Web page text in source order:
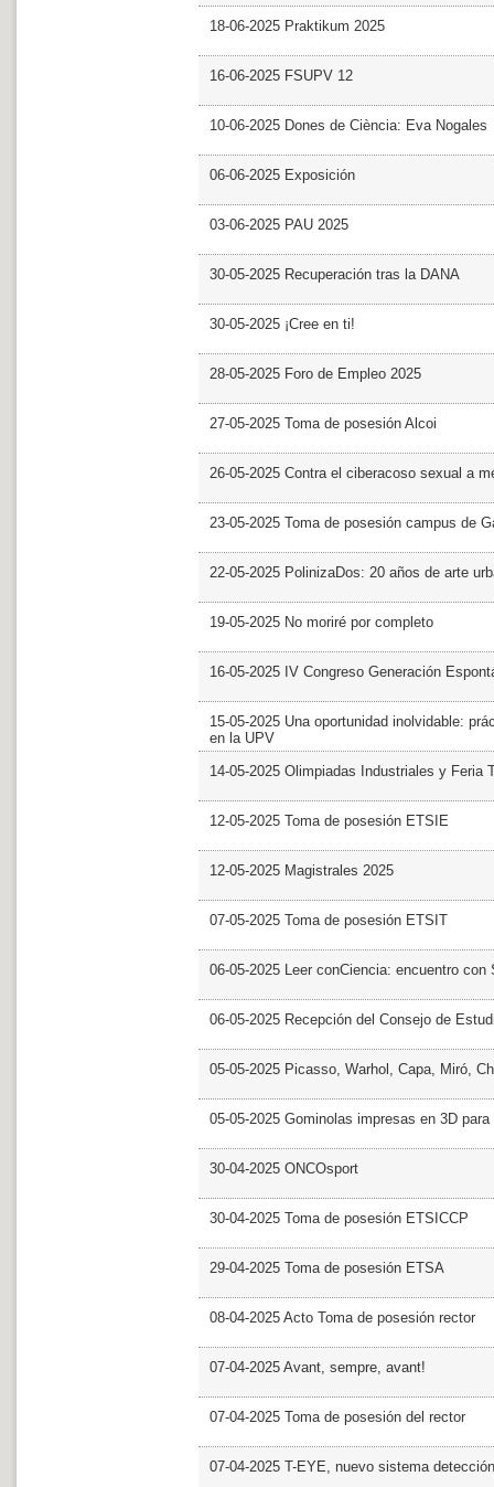
18-06-2025 Praktikum 2025
16-06-2025 FSUPV 12
10-06-2025 Dones de Ciència: Eva Nogales
06-06-2025 Exposición
03-06-2025 PAU 2025
30-05-2025 Recuperación tras la DANA
30-05-2025 ¡Cree en ti!
28-05-2025 Foro de Empleo 2025
27-05-2025 Toma de posesión Alcoi
26-05-2025 Contra el ciberacoso sexual a
23-05-2025 Toma de posesión campus de
22-05-2025 PolinizaDos: 20 años de arte
19-05-2025 No moriré por completo
16-05-2025 IV Congreso Generación
15-05-2025 Una oportunidad inolvidable:
en la UPV
14-05-2025 Olimpiadas Industriales y Feria
12-05-2025 Toma de posesión ETSIE
12-05-2025 Magistrales 2025
07-05-2025 Toma de posesión ETSIT
06-05-2025 Leer conCiencia: encuentro con
06-05-2025 Recepción del Consejo de
05-05-2025 Picasso, Warhol, Capa, Miró,
05-05-2025 Gominolas impresas en 3D
30-04-2025 ONCOsport
30-04-2025 Toma de posesión ETSICCP
29-04-2025 Toma de posesión ETSA
08-04-2025 Acto Toma de posesión rector
07-04-2025 Avant, sempre, avant!
07-04-2025 Toma de posesión del rector
07-04-2025 T-EYE, nuevo sistema